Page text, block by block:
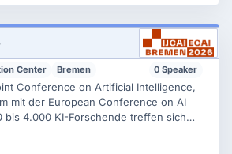
Center Bremen 0 Speaker
Conference on Artificial Intelligence,
mit der European Conference on AI
bis 4.000 KI-Forschende treffen sich